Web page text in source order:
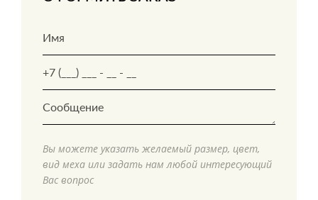
Вы можете указать желаемый размер, цвет,
вид меха или задать нам любой интересующий
Вас вопрос